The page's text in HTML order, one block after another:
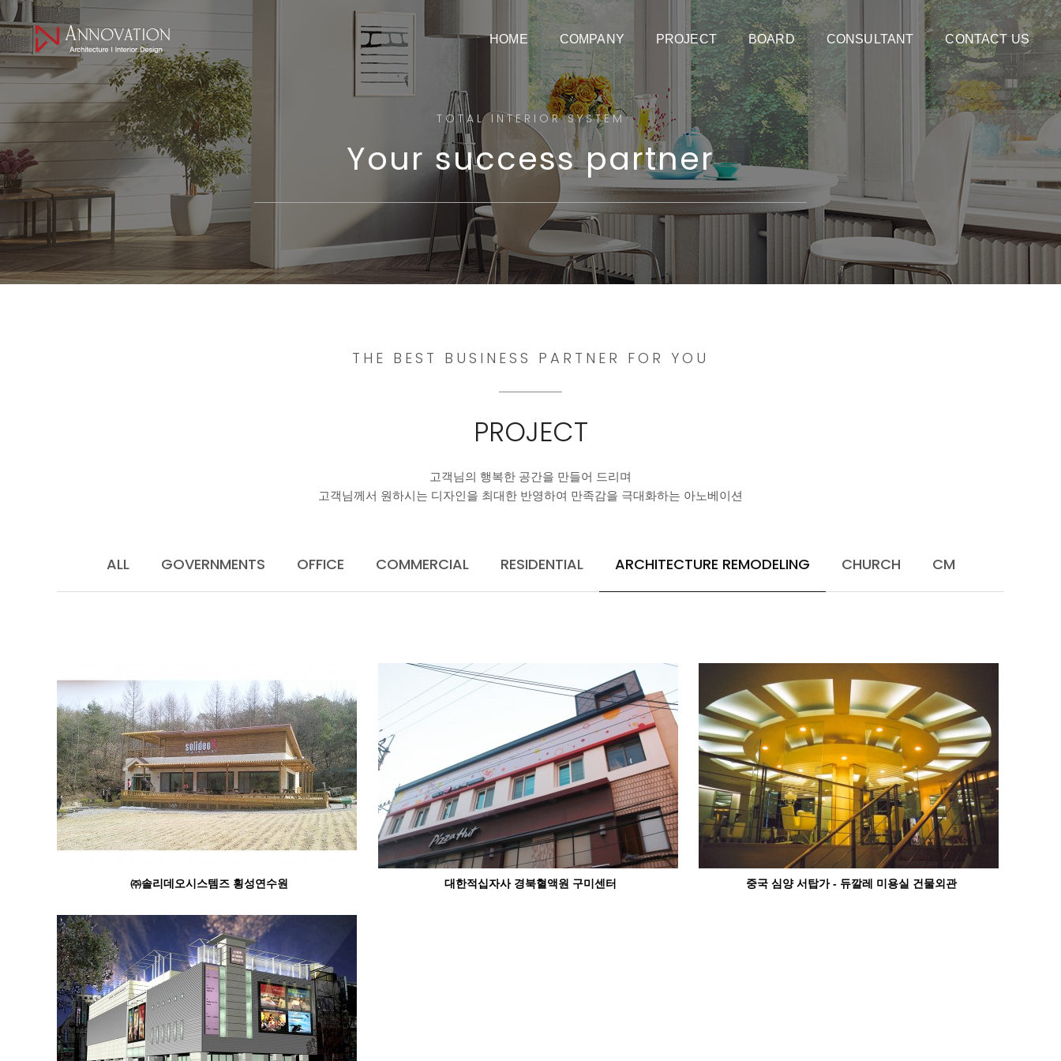
HOME COMPANY PROJECT BOARD CONSULTANT CONTACT US
TOTAL INTERIOR SYSTEM
Your success partner
THE BEST BUSINESS PARTNER FOR YOU
PROJECT
고객님의 행복한 공간을 만들어 드리며
고객님께서 원하시는 디자인을 최대한 반영하여 만족감을 극대화하는 아노베이션
ALL GOVERNMENTS OFFICE COMMERCIAL RESIDENTIAL ARCHITECTURE REMODELING CHURCH CM
㈜솔리데오시스템즈 횡성연수원 대한적십자사 경북혈액원 구미센터 중국 심양 서탑가 - 듀깔레 미용실 건물외관